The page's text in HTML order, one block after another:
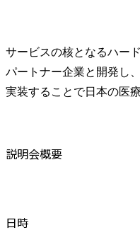
サービスの核となるハー
パートナー企業と開発し
実装することで日本の医
説明会概要
日時